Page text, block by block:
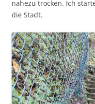
nahezu trocken. Ich
die Stadt.